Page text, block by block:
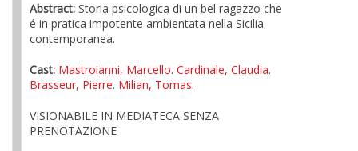
Abstract: Storia psicologica di un bel ragazzo che
é in pratica impotente ambientata nella Sicilia
contemporanea.
Cast: Mastroianni, Marcello. Cardinale, Claudia.
Brasseur, Pierre. Milian, Tomas.
VISIONABILE IN MEDIATECA SENZA
PRENOTAZIONE